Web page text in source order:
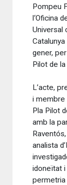
Pompeu
l‘Oficina
Universal
gener,
Pilot de
L’acte,
i membre
Pla Pilot
amb la
analista
idoneïtat i